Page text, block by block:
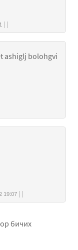
Зочин хэзээ бичсэн: 2014-10-12 23:51 | |
ashiglj bolohgvi
ш й (зочин) хэзээ бичсэн: 2014-01-12 19:07 | |
бичих